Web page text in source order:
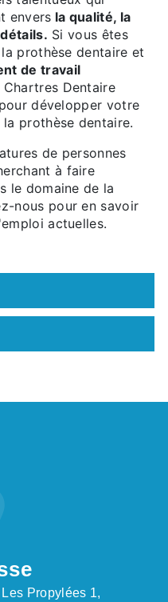
envers la qualité, la
Si vous êtes
prothèse dentaire et
de travail
Chartres Dentaire
développer votre
prothèse dentaire.
de personnes
à faire
le domaine de la
nous pour en savoir
actuelles.
Propylées 1,